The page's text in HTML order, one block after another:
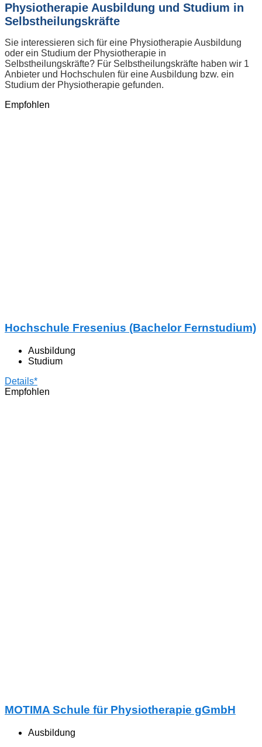
Physiotherapie Ausbildung und Studium in
Selbstheilungskräfte
Sie interessieren sich für eine Physiotherapie Ausbildung
oder ein Studium der Physiotherapie in
Selbstheilungskräfte? Für Selbstheilungskräfte haben wir 1
Anbieter und Hochschulen für eine Ausbildung bzw. ein
Studium der Physiotherapie gefunden.
Empfohlen
Hochschule Fresenius (Bachelor Fernstudium)
Ausbildung
Studium
Details*
Empfohlen
MOTIMA Schule für Physiotherapie gGmbH
Ausbildung